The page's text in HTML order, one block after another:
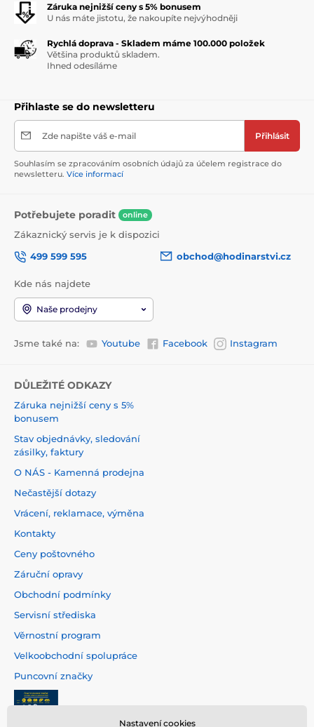
Záruka nejnižší ceny s 5% bonusem
U nás máte jistotu, že nakoupíte nejvýhodněji
Rychlá doprava - Skladem máme 100.000 položek
Většina produktů skladem.
Ihned odesíláme
Přihlaste se do newsletteru
Zde napište váš e-mail Přihlásit
Souhlasím se zpracováním osobních údajů za účelem registrace do
newsletteru. Více informací
Potřebujete poradit online
Zákaznický servis je k dispozici
499 599 595
obchod@hodinarstvi.cz
Kde nás najdete
Naše prodejny
Jsme také na: Youtube Facebook Instagram
DŮLEŽITÉ ODKAZY
Záruka nejnižší ceny s 5%
bonusem
Stav objednávky, sledování
zásilky, faktury
O NÁS - Kamenná prodejna
Nečastější dotazy
Vrácení, reklamace, výměna
Kontakty
Ceny poštovného
Záruční opravy
Obchodní podmínky
Servisní střediska
Věrnostní program
Velkoobchodní spolupráce
Puncovní značky
Nastavení cookies